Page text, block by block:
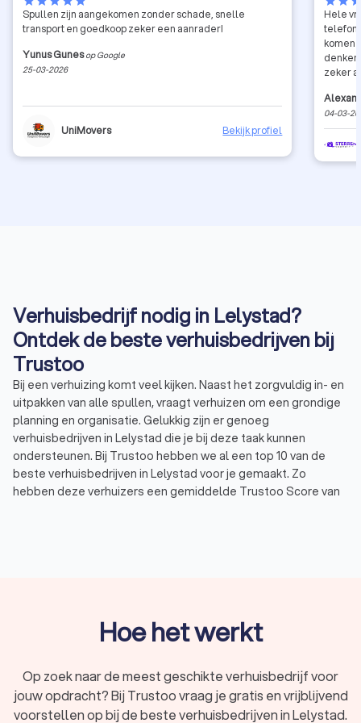
Spullen zijn aangekomen zonder schade, snelle
transport en goedkoop zeker een aanrader!
Yunus Gunes op Google
25-03-2026
UniMovers Bekijk profiel
Hele
komen
zeker
04-03-
Verhuisbedrijf nodig in Lelystad?
Ontdek de beste verhuisbedrijven bij
Trustoo
Bij een verhuizing komt veel kijken. Naast het zorgvuldig in- en
uitpakken van alle spullen, vraagt verhuizen om een grondige
planning en organisatie. Gelukkig zijn er genoeg
verhuisbedrijven in Lelystad die je bij deze taak kunnen
ondersteunen. Bij Trustoo hebben we al een top 10 van de
beste verhuisbedrijven in Lelystad voor je gemaakt. Zo
hebben deze verhuizers een gemiddelde Trustoo Score van
Wat brengt een professioneel verhuisbedrijf
jou?
Professionele verhuizers in Lelystad hebben jarenlange
Hoe het werkt
Op zoek naar de meest geschikte verhuisbedrijf voor
jouw opdracht? Bij Trustoo vraag je gratis en vrijblijvend
voorstellen op bij de beste verhuisbedrijven in Lelystad.